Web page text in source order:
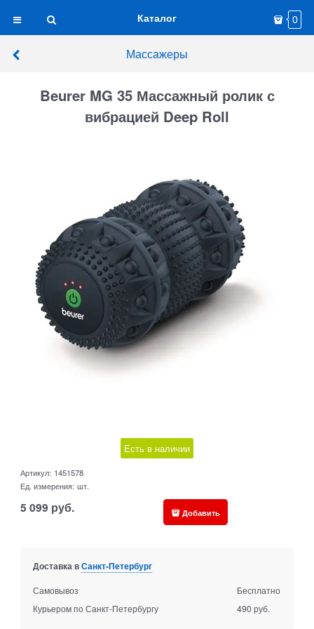
Каталог 0
Массажеры
Beurer MG 35 Массажный ролик с
вибрацией Deep Roll
Есть в наличии
Артикул: 1451578
Ед. измерения: шт.
5 099 руб. Добавить
Доставка вСанкт-Петербург
Самовывоз
Бесплатно
Курьером по Санкт-Петербургу
490 руб.